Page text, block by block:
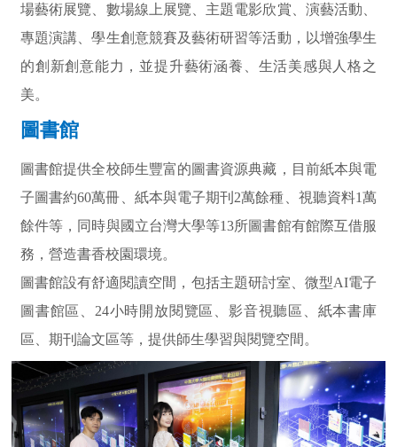
場藝術展覽、數場線上展覽、主題電影欣賞、演藝活動、
專題演講、學生創意競賽及藝術研習等活動，以增強學生
的創新創意能力，並提升藝術涵養、生活美感與人格之
美。
圖書館
圖書館提供全校師生豐富的圖書資源典藏，目前紙本與電
子圖書約60萬冊、紙本與電子期刊2萬餘種、視聽資料1萬
餘件等，同時與國立台灣大學等13所圖書館有館際互借服
務，營造書香校園環境。
圖書館設有舒適閱讀空間，包括主題研討室、微型AI電子
圖書館區、24小時開放閱覽區、影音視聽區、紙本書庫
區、期刊論文區等，提供師生學習與閱覽空間。